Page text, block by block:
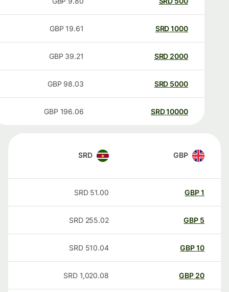
1000
SRD
19.61
GBP
2000
SRD
39.21
GBP
5000
SRD
98.03
GBP
10000
SRD
196.06
GBP
GBP
SRD
GBP
51.00
SRD
GBP
255.02
SRD
GBP
510.04
SRD
20
GBP
1,020.08
SRD